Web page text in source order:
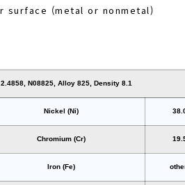
surface (metal or nonmetal)
2.4858, N08825, Alloy 825, Density 8.1
Nickel (Ni)
Chromium (Cr)
Iron (Fe)